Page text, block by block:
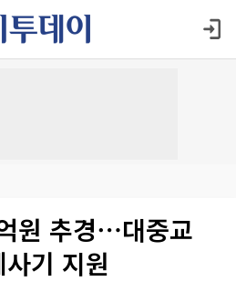
원 추경⋯대중교
기 지원